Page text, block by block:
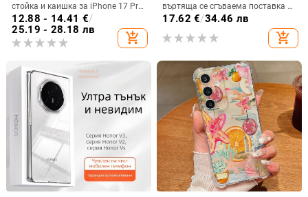
стойка и каишка за iPhone 17 Pro
Max, 16, 15 и iPhone 11
12.88 - 14.41 €/
25.19 - 28.18 лв
add_shopping_cart
въртяща се сгъваема поставка и
магнитна скоба, 360° въртене,
поликарбонатен корпус
17.62 €/34.46 лв
add_shopping_cart